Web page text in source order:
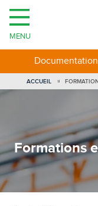
Formations
MENU
Documentation
VOUS
ÊTES
ACCUEIL